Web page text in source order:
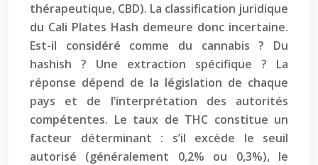
thérapeutique, CBD). La classification juridique
du Cali Plates Hash demeure donc incertaine.
Est-il considéré comme du cannabis ? Du
hashish ? Une extraction spécifique ? La
réponse dépend de la législation de chaque
pays et de l’interprétation des autorités
compétentes. Le taux de THC constitue un
facteur déterminant : s’il excède le seuil
autorisé (généralement 0,2% ou 0,3%), le